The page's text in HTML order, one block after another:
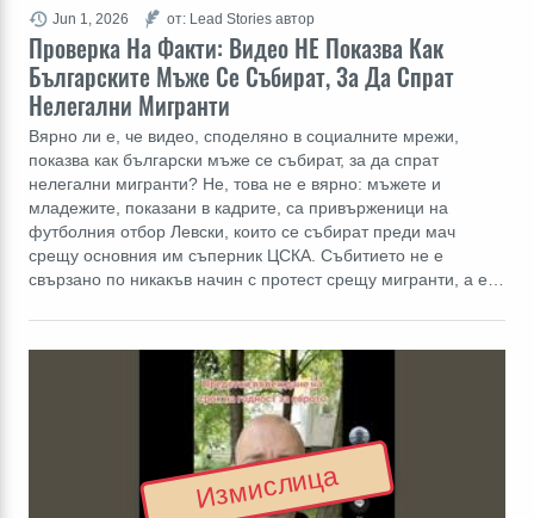
Проверка На Факти: Видео НЕ Показва Как
Българските Мъже Се Събират, За Да Спрат
Нелегални Мигранти
Вярно ли е, че видео, споделяно в социалните мрежи,
показва как български мъже се събират, за да спрат
нелегални мигранти? Не, това не е вярно: мъжете и
младежите, показани в кадрите, са привърженици на
футболния отбор Левски, които се събират преди мач
срещу основния им съперник ЦСКА. Събитието не е
свързано по никакъв начин с протест срещу мигранти, а е…
Jun 1, 2026 от: Lead Stories автор
Измислица